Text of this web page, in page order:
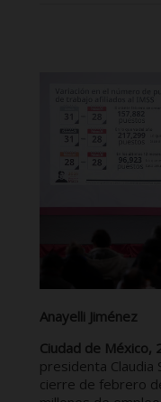
Anayelli Jiménez
Ciudad de
presidenta Claudia
cierre de febrero